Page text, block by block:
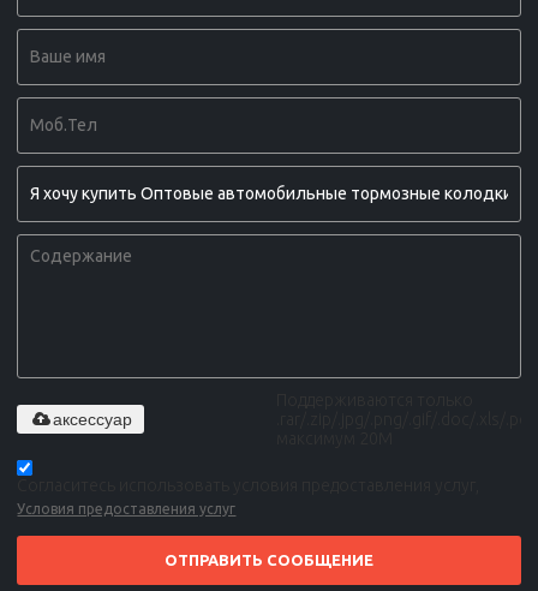
аксессуар
Условия предоставления услуг
ОТПРАВИТЬ СООБЩЕНИЕ